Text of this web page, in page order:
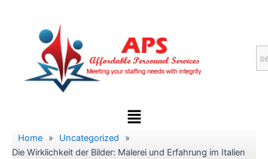
Menu
Home » Uncategorized
»
Die Wirklichkeit der Bilder: Malerei und Erfahrung im Italien